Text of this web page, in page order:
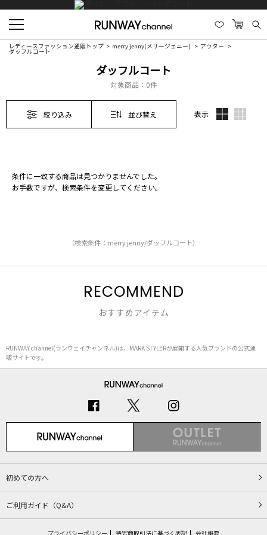
レディースファッション通販トップ merry jenny(メリージェニー) アウター
ダッフルコート
ダッフルコート
対象商品： 0件
絞り込み 並び替え 表示
条件に一致する商品は見つかりませんでした。
お手数ですが、検索条件を変更してください。
（検索条件：merry jenny/ダッフルコート）
RECOMMEND
おすすめアイテム
RUNWAY channel(ランウェイチャンネル)は、MARK STYLERが展開する人気ブランドの公式通
販サイトです。
初めての方へ
ご利用ガイド（Q&A）
プライバシーポリシー 特定商取引法に基づく表記 会社概要